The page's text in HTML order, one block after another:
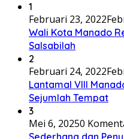
1
Februari 23, 2022
Wali Kota Manado
Salsabilah
2
Februari 24, 2022
Lantamal VIII
Sejumlah Tempat
3
Mei 6, 20250